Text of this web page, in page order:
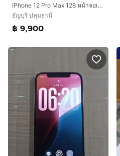
iPhone 12 Pro Max 128 หน้าจอเปลี่ยนแล้ว
ธัญบุรี ปทุมธานี
฿ 9,900